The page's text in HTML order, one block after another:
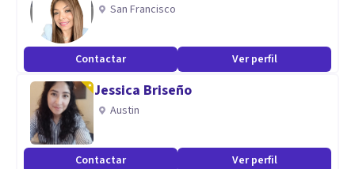
San Francisco
Contactar Ver perfil
Jessica Briseño
Austin
Contactar Ver perfil